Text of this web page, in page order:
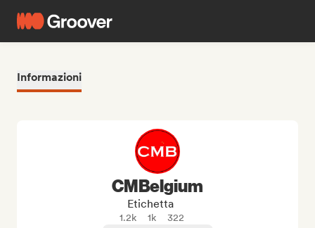
Informazioni
CMBelgium
Etichetta
1.2k 1k
322